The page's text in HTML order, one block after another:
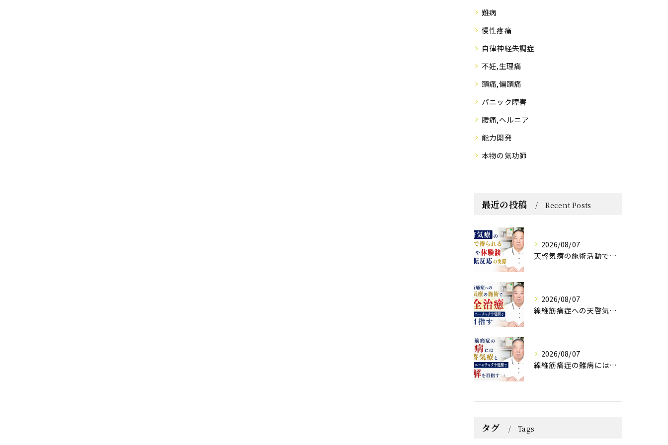
難病
慢性疼痛
自律神経失調症
不妊,生理痛
頭痛,偏頭痛
パニック障害
腰痛,ヘルニア
能力開発
本物の気功師
最近の投稿 Recent Posts
2026/08/07
天啓気療の施術活動で得られる効果や体験談と好転反応の実際
2026/08/07
線維筋痛症への天啓気療の施術で完全治癒クンダリニーチャクラ覚醒で目指す
2026/08/07
線維筋痛症の難病には天啓気療とクンダリニーやチャクラ覚醒で寛解を目指す
タグ Tags